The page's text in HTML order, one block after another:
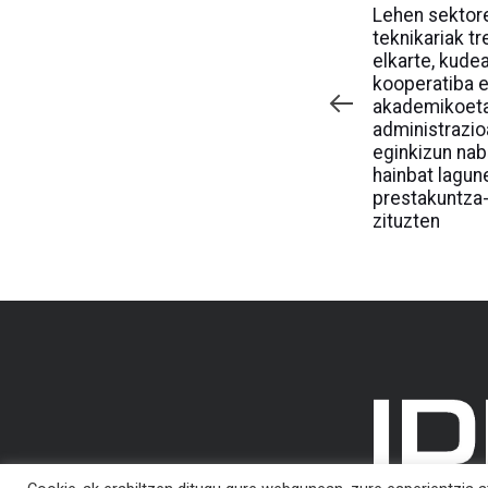
Article
Lehen
teknikariak
elkarte,
kooperatiba
eginkizun
hainbat
zituzten